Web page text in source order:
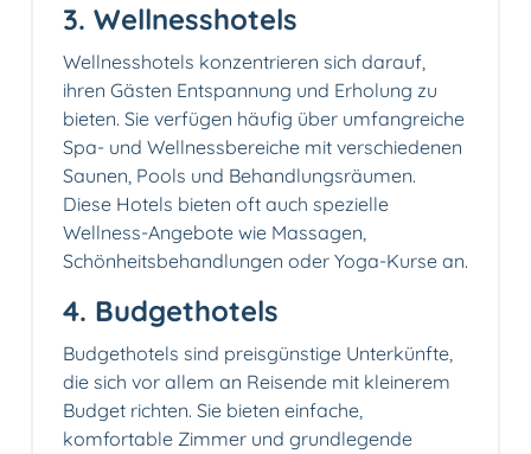
3. Wellnesshotels
Wellnesshotels konzentrieren sich darauf,
ihren Gästen Entspannung und Erholung zu
bieten. Sie verfügen häufig über umfangreiche
Spa- und Wellnessbereiche mit verschiedenen
Saunen, Pools und Behandlungsräumen.
Diese Hotels bieten oft auch spezielle
Wellness-Angebote wie Massagen,
Schönheitsbehandlungen oder Yoga-Kurse an.
4. Budgethotels
Budgethotels sind preisgünstige Unterkünfte,
die sich vor allem an Reisende mit kleinerem
Budget richten. Sie bieten einfache,
komfortable Zimmer und grundlegende